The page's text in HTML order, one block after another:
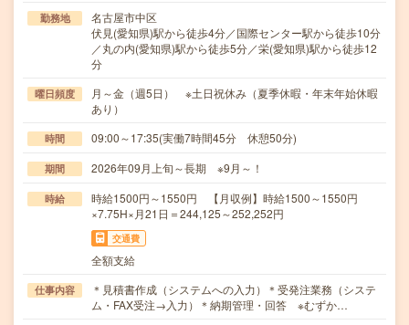
勤務地
名古屋市中区
伏見(愛知県)駅から徒歩4分／国際センター駅から徒歩10分
／丸の内(愛知県)駅から徒歩5分／栄(愛知県)駅から徒歩12
分
曜日頻度
月～金（週5日） ※土日祝休み（夏季休暇・年末年始休暇
あり）
時間 09:00～17:35(実働7時間45分 休憩50分)
期間 2026年09月上旬～長期 ※9月～！
時給
時給1500円～1550円 【月収例】時給1500～1550円
×7.75H×月21日＝244,125～252,252円
交通費
全額支給
仕事内容
＊見積書作成（システムへの入力）＊受発注業務（システ
ム・FAX受注→入力）＊納期管理・回答 ※むずか…